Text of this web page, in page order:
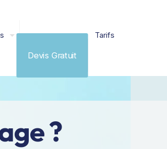
Devis Gratuit
Tarifs
?